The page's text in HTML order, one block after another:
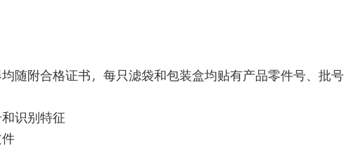
随附合格证书，每只滤袋和包装盒均贴有产品零件号、批号
识别特征